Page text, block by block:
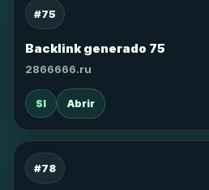
#75
Backlink generado 75
2866666.ru
SI Abrir
#78